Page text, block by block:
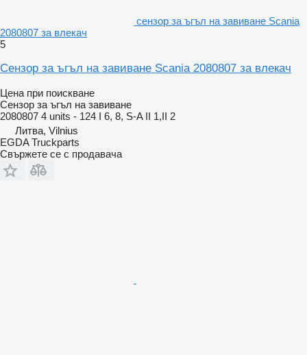
сензор за ъгъл на завиване Scania
2080807 за влекач
5
Сензор за ъгъл на завиване Scania 2080807 за влекач
Цена при поискване
Сензор за ъгъл на завиване
2080807 4 units - 124 I 6, 8, S-A II 1,II 2
Литва, Vilnius
EGDA Truckparts
Свържете се с продавача